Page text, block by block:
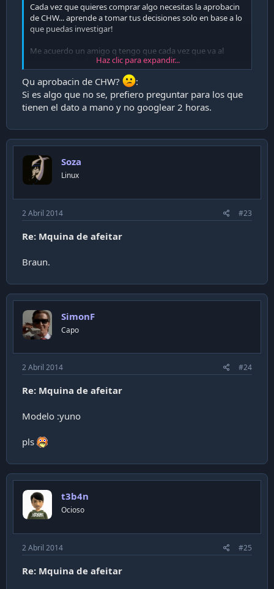
Cada vez que quieres comprar algo necesitas la aprobacin
de CHW... aprende a tomar tus decisiones solo en base a lo
que puedas investigar!
Me acuerdo un amigo q tengo que cada vez que va al
supermercado llama a su mam para preguntarle qu marca
comprar, qu cantidad, si estn bien los precios, cul es
mejor...uuufff, atroh
Haz clic para expandir...
Qu aprobacin de CHW?
:
Si es algo que no se, prefiero preguntar para los que
tienen el dato a mano y no googlear 2 horas.
Soza
Linux
2 Abril 2014 #23
Re: Mquina de afeitar
Braun.
SimonF
Capo
2 Abril 2014 #24
Re: Mquina de afeitar
Modelo :yuno
pls
t3b4n
Ocioso
2 Abril 2014 #25
Re: Mquina de afeitar